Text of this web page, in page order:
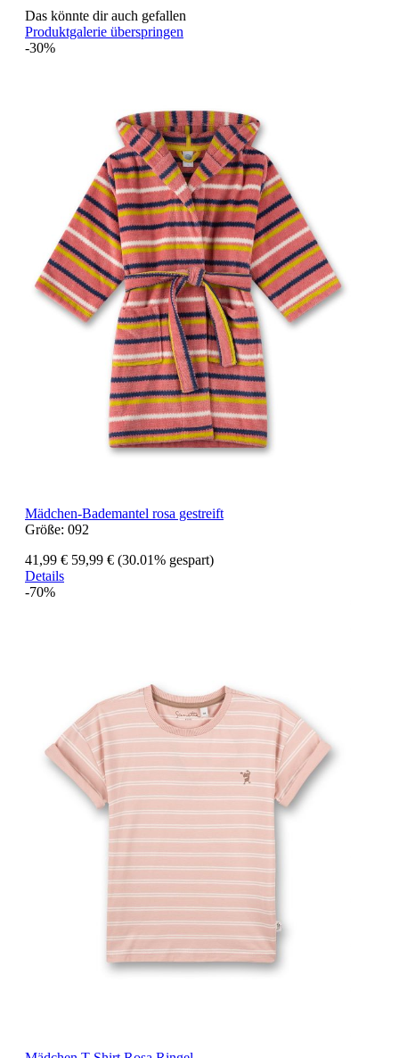
Das könnte dir auch gefallen
Produktgalerie überspringen
-30%
Mädchen-Bademantel rosa gestreift
Größe: 092
41,99 € 59,99 € (30.01% gespart)
Details
-70%